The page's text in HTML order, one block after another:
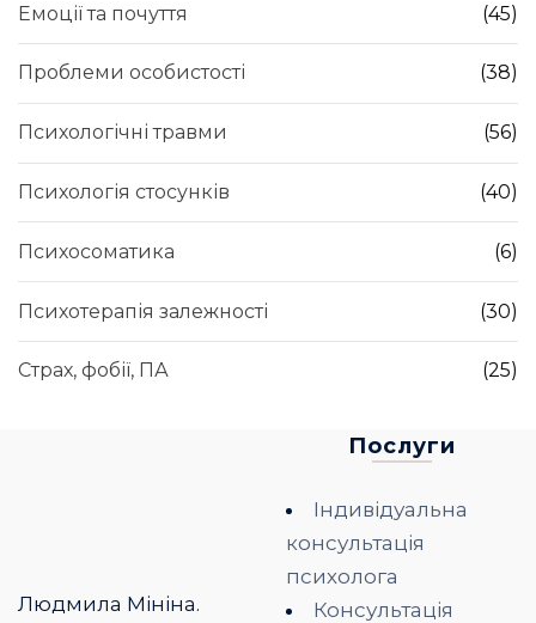
Емоції та почуття (45)
Проблеми особистості (38)
Психологічні травми (56)
Психологія стосунків (40)
Психосоматика (6)
Психотерапія залежності (30)
Страх, фобії, ПА (25)
Людмила Мініна.
Послуги
Індивідуальна
консультація
психолога
Консультація